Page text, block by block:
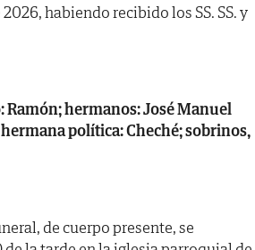
habiendo recibido los SS. SS. y
Ramón; hermanos: José Manuel
política: Cheché; sobrinos,
de cuerpo presente, se